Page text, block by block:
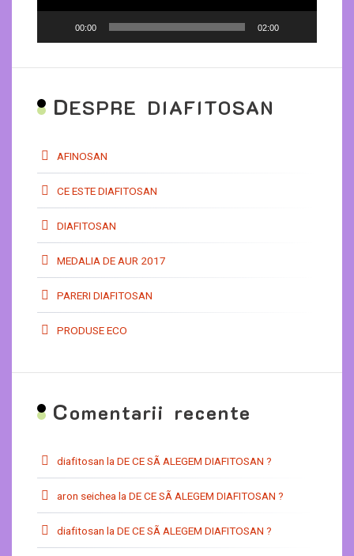
00:00 02:00
DESPRE DIAFITOSAN
AFINOSAN
CE ESTE DIAFITOSAN
DIAFITOSAN
MEDALIA DE AUR 2017
PARERI DIAFITOSAN
PRODUSE ECO
Comentarii recente
diafitosan la DE CE SÃ ALEGEM DIAFITOSAN ?
aron seichea la DE CE SÃ ALEGEM DIAFITOSAN ?
diafitosan la DE CE SÃ ALEGEM DIAFITOSAN ?